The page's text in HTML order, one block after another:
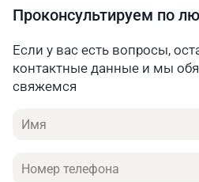
Проконсультируем по
Если у вас есть вопросы,
контактные данные и мы
свяжемся
Имя
Телефон